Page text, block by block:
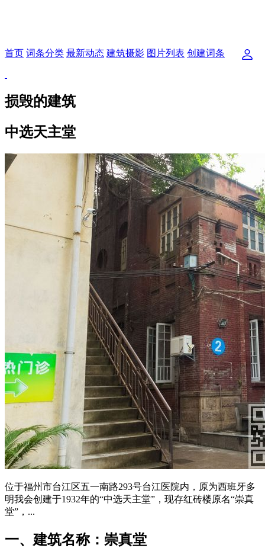
首页 词条分类 最新动态 建筑摄影 图片列表 创建词条
损毁的建筑
中选天主堂
位于福州市台江区五一南路293号台江医院内，原为西班牙多
明我会创建于1932年的“中选天主堂”，现存红砖楼原名“崇真
堂”，...
一、建筑名称：崇真堂